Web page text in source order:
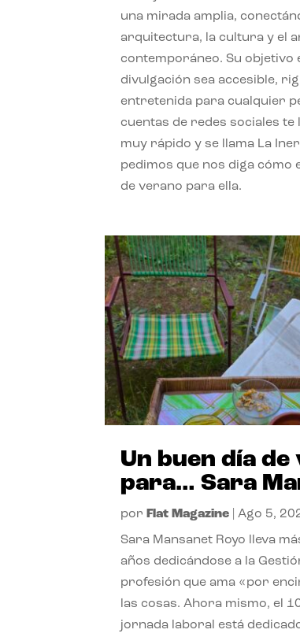
una mirada amplia,
arquitectura, la cultura y el
contemporáneo. Su objetivo
divulgación sea accesible,
entretenida para cualquier
cuentas de redes sociales te
muy rápido y se llama La
pedimos que nos diga cómo
de verano para ella.
Un buen día
para… Sara
por Flat Magazine |Ago 5,
Sara Mansanet Royo lleva
años dedicándose a la
profesión que ama «por
las cosas. Ahora mismo, el
jornada laboral está